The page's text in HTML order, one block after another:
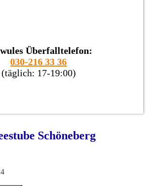
Überfalltelefon:
030-216 33 36
(täglich: 17-19:00)
Schöneberg